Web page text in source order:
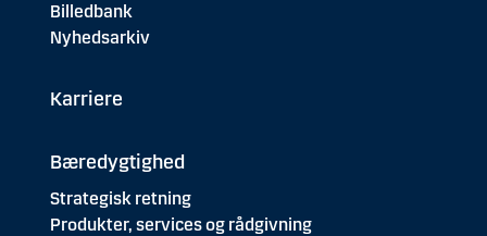
Billedbank
Nyhedsarkiv
Karriere
Bæredygtighed
Strategisk retning
Produkter, services og rådgivning